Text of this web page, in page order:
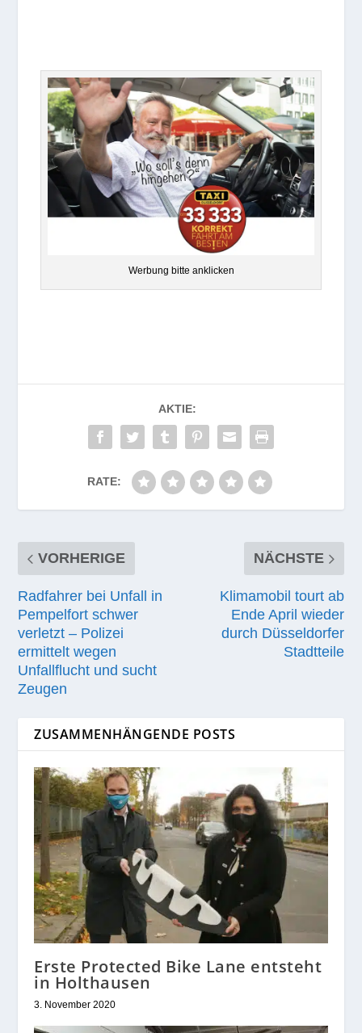
Wer­bung bitte anklicken
AKTIE:
RATE:
VORHERIGE
Radfahrer bei Unfall in
Pempelfort schwer
verletzt – Polizei
ermittelt wegen
Unfallflucht und sucht
Zeugen
NÄCHSTE
Klimamobil tourt ab
Ende April wieder
durch Düsseldorfer
Stadtteile
ZUSAMMENHÄNGENDE POSTS
Erste Protected Bike Lane entsteht
in Holthausen
3. November 2020